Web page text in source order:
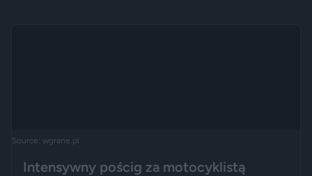
Source: wgrane.pl
Intensywny pościg za motocyklistą